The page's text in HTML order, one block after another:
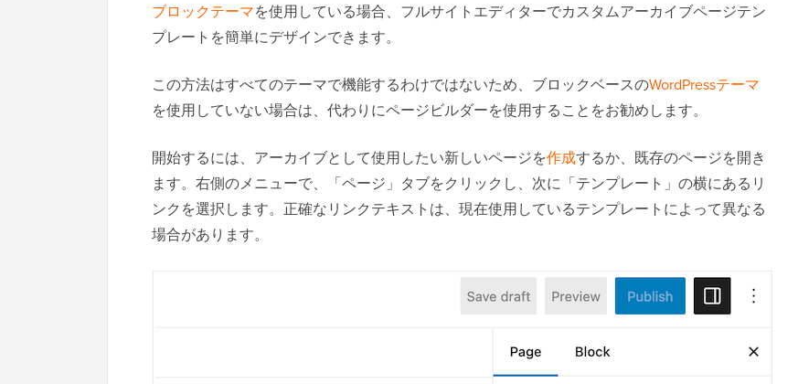
ブロックテーマを使用している場合、フルサイトエディターでカスタムアーカイブページテン
プレートを簡単にデザインできます。
この方法はすべてのテーマで機能するわけではないため、ブロックベースのWordPressテーマ
を使用していない場合は、代わりにページビルダーを使用することをお勧めします。
開始するには、アーカイブとして使用したい新しいページを作成するか、既存のページを開き
ます。右側のメニューで、「ページ」タブをクリックし、次に「テンプレート」の横にあるリ
ンクを選択します。正確なリンクテキストは、現在使用しているテンプレートによって異なる
場合があります。